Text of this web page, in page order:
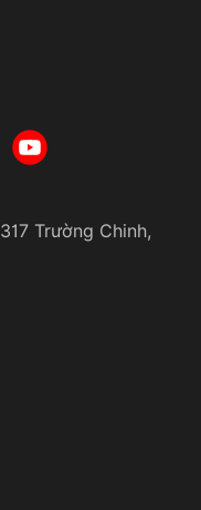
Trường Chinh,